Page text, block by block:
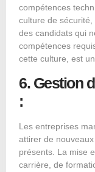
compétences
culture de
des candidats qui
compétences
cette culture, est
6. Gestion
:
Les entreprises
attirer de
présents. La mise
carrière, de